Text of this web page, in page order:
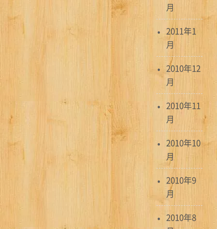
月
2011年1
月
2010年12
月
2010年11
月
2010年10
月
2010年9
月
2010年8